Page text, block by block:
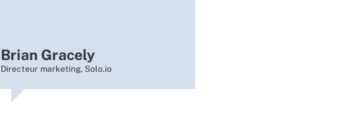
Brian Gracely
Directeur marketing, Solo.io